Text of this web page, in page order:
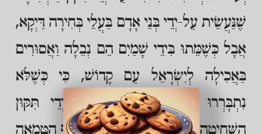
שֶׁנַּעֲשֵׂית עַל-יְדֵי בְּנֵי אָדָם בַּעֲלֵי בְּחִירָה דַּיְקָא,
אֲבָל כְּשֶׁמֵּתוּ בִּידֵי שָׁמַיִם הֵם נְבֵלָה וַאֲסוּרִים
בַּאֲכִילָה לְיִשְׂרָאֵל עַם קָדוֹשׁ, כִּי כְּשֶׁלֹּא
נִתְבָּרְרוּ עַל-יְדֵי בְּנֵי אָדָם, עַל-יְדֵי תִּקּוּן
הַשְּׁחִיטָה כְּדִינָהּ אֲזַי נֶאֱחָז בָּהֶם תֵּכֶף הַטֻּמְאָה